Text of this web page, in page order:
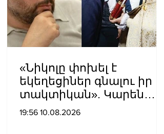
«Նիկոլը փոխել է
եկեղեցիներ գնալու իր
տակտիկան». Կարեն
Վրթանեսյան
19:56 10.08.2026